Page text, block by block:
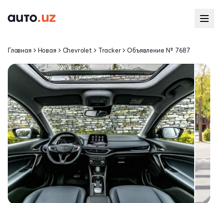
Главная Новая Chevrolet Tracker Объявление № 7687